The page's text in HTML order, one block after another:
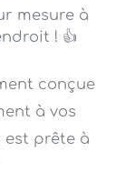
! 👍
à vos
prête à
sans